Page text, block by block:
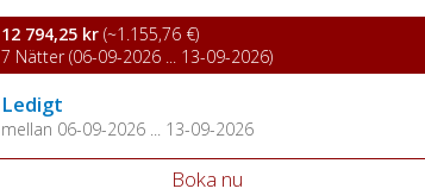
12 794,25 kr (~1.155,76 €)
7 Nätter (06-09-2026 ... 13-09-2026)
Ledigt
mellan 06-09-2026 ... 13-09-2026
Boka nu